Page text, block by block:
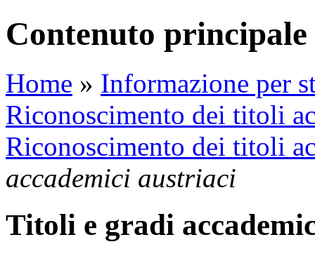
Contenuto principale
Home » Informazione per
Riconoscimento dei titoli
Riconoscimento dei titoli
accademici austriaci
Titoli e gradi